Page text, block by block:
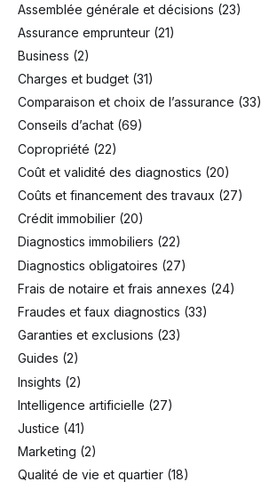
Assemblée générale et décisions (23)
Assurance emprunteur (21)
Business (2)
Charges et budget (31)
Comparaison et choix de l’assurance (33)
Conseils d’achat (69)
Copropriété (22)
Coût et validité des diagnostics (20)
Coûts et financement des travaux (27)
Crédit immobilier (20)
Diagnostics immobiliers (22)
Diagnostics obligatoires (27)
Frais de notaire et frais annexes (24)
Fraudes et faux diagnostics (33)
Garanties et exclusions (23)
Guides (2)
Insights (2)
Intelligence artificielle (27)
Justice (41)
Marketing (2)
Qualité de vie et quartier (18)